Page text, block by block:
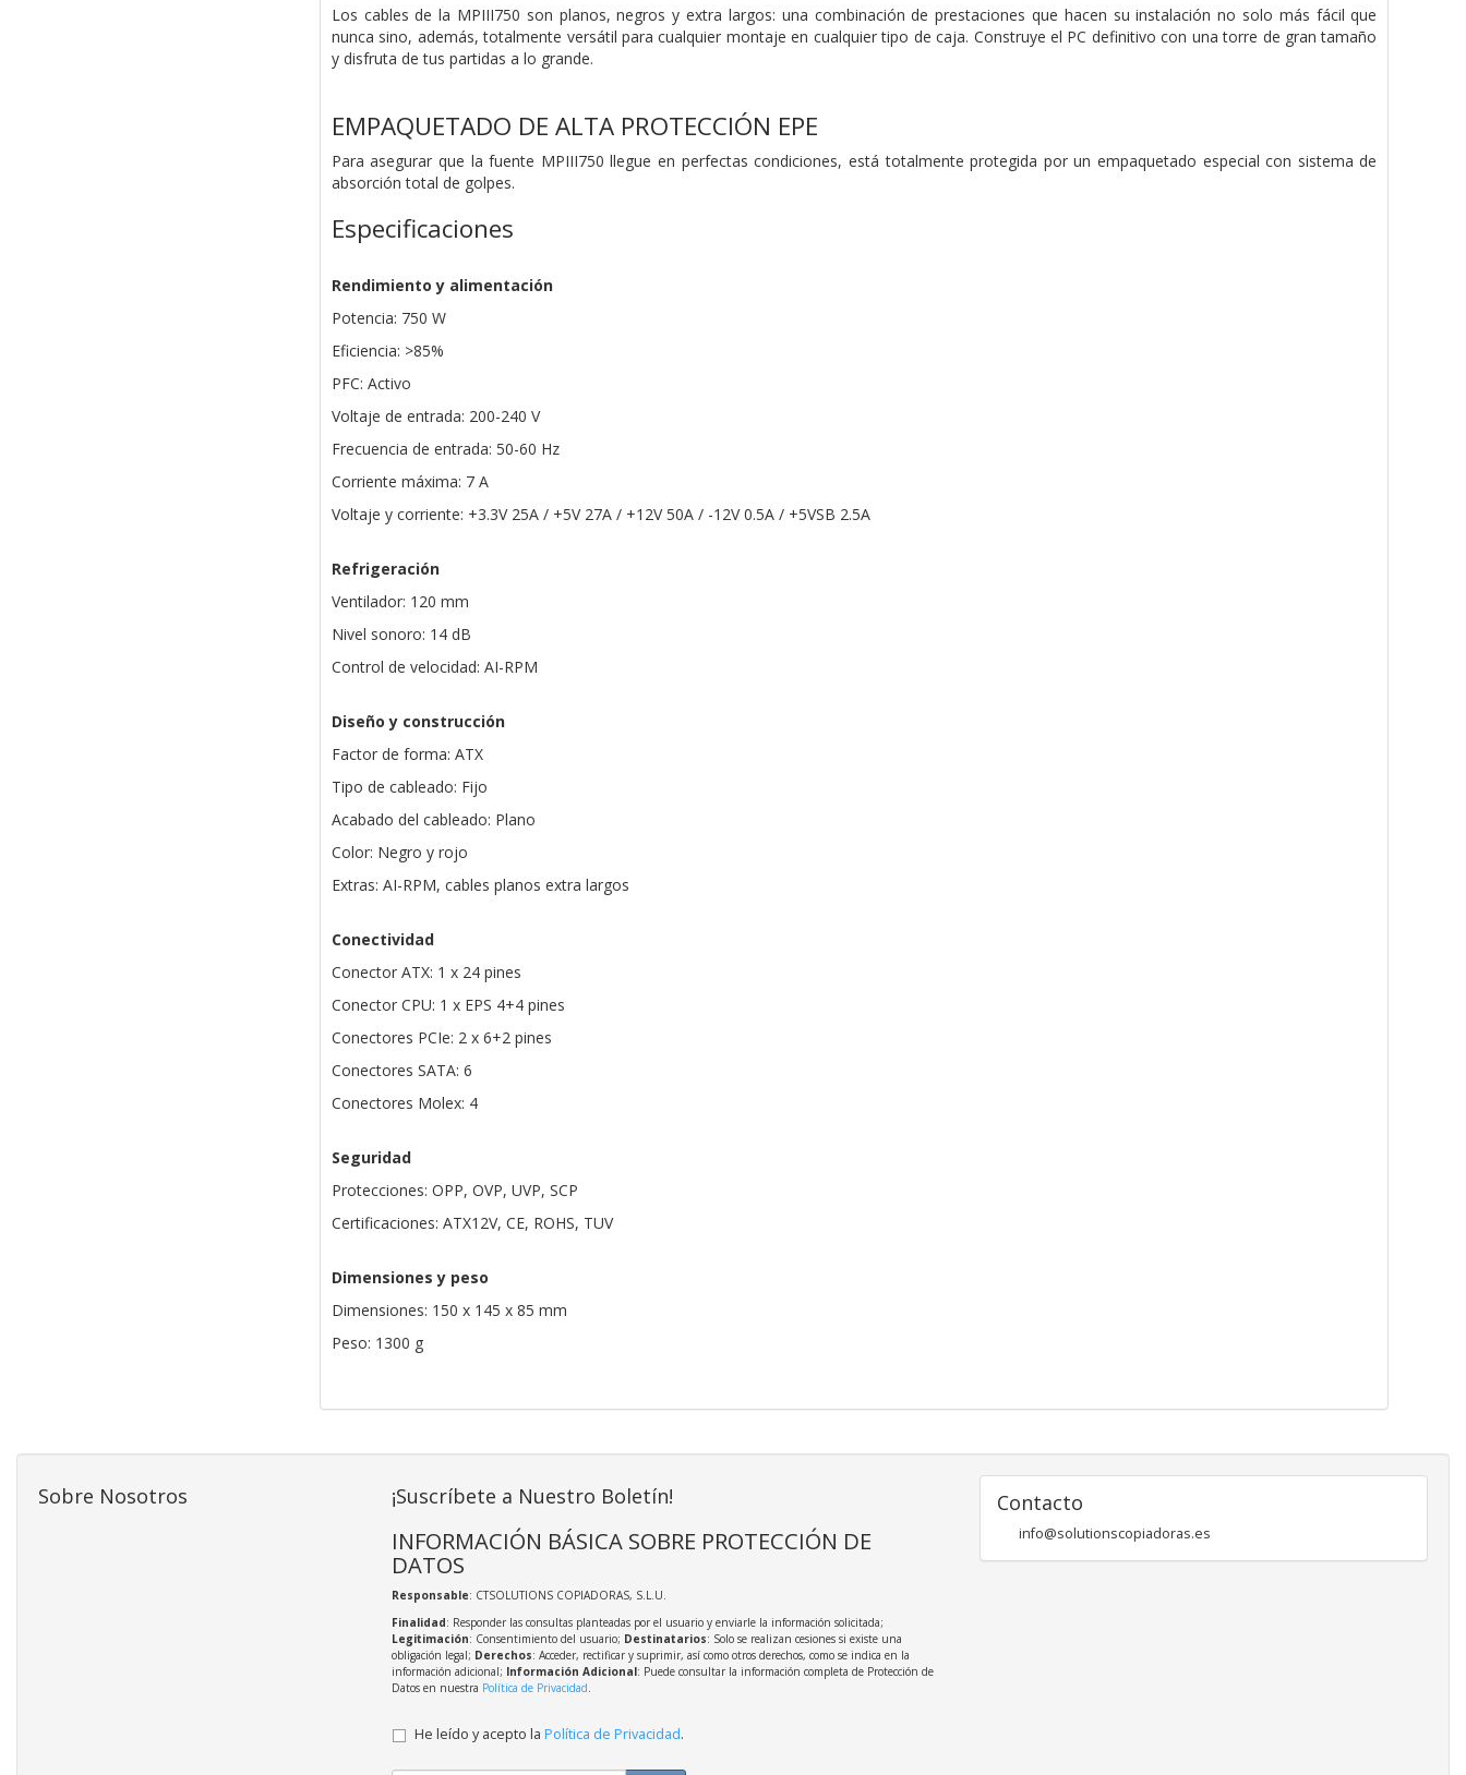
Los cables de la MPIII750 son planos, negros y extra largos: una combinación de prestaciones que hacen su instalación no solo más fácil que
nunca sino, además, totalmente versátil para cualquier montaje en cualquier tipo de caja. Construye el PC definitivo con una torre de gran tamaño
y disfruta de tus partidas a lo grande.
EMPAQUETADO DE ALTA PROTECCIÓN EPE
Para asegurar que la fuente MPIII750 llegue en perfectas condiciones, está totalmente protegida por un empaquetado especial con sistema de
absorción total de golpes.
Especificaciones
Rendimiento y alimentación
Potencia: 750 W
Eficiencia: >85%
PFC: Activo
Voltaje de entrada: 200-240 V
Frecuencia de entrada: 50-60 Hz
Corriente máxima: 7 A
Voltaje y corriente: +3.3V 25A / +5V 27A / +12V 50A / -12V 0.5A / +5VSB 2.5A
Refrigeración
Ventilador: 120 mm
Nivel sonoro: 14 dB
Control de velocidad: AI-RPM
Diseño y construcción
Factor de forma: ATX
Tipo de cableado: Fijo
Acabado del cableado: Plano
Color: Negro y rojo
Extras: AI-RPM, cables planos extra largos
Conectividad
Conector ATX: 1 x 24 pines
Conector CPU: 1 x EPS 4+4 pines
Conectores PCIe: 2 x 6+2 pines
Conectores SATA: 6
Conectores Molex: 4
Seguridad
Protecciones: OPP, OVP, UVP, SCP
Certificaciones: ATX12V, CE, ROHS, TUV
Dimensiones y peso
Dimensiones: 150 x 145 x 85 mm
Peso: 1300 g
Sobre Nosotros ¡Suscríbete a Nuestro Boletín!
INFORMACIÓN BÁSICA SOBRE PROTECCIÓN DE
DATOS
Responsable: CTSOLUTIONS COPIADORAS, S.L.U.
Finalidad: Responder las consultas planteadas por el usuario y enviarle la información solicitada;
Legitimación: Consentimiento del usuario; Destinatarios: Solo se realizan cesiones si existe una
obligación legal; Derechos: Acceder, rectificar y suprimir, así como otros derechos, como se indica en la
información adicional; Información Adicional: Puede consultar la información completa de Protección de
Datos en nuestra Política de Privacidad.
He leído y acepto la Política de Privacidad.
Contacto
info@solutionscopiadoras.es